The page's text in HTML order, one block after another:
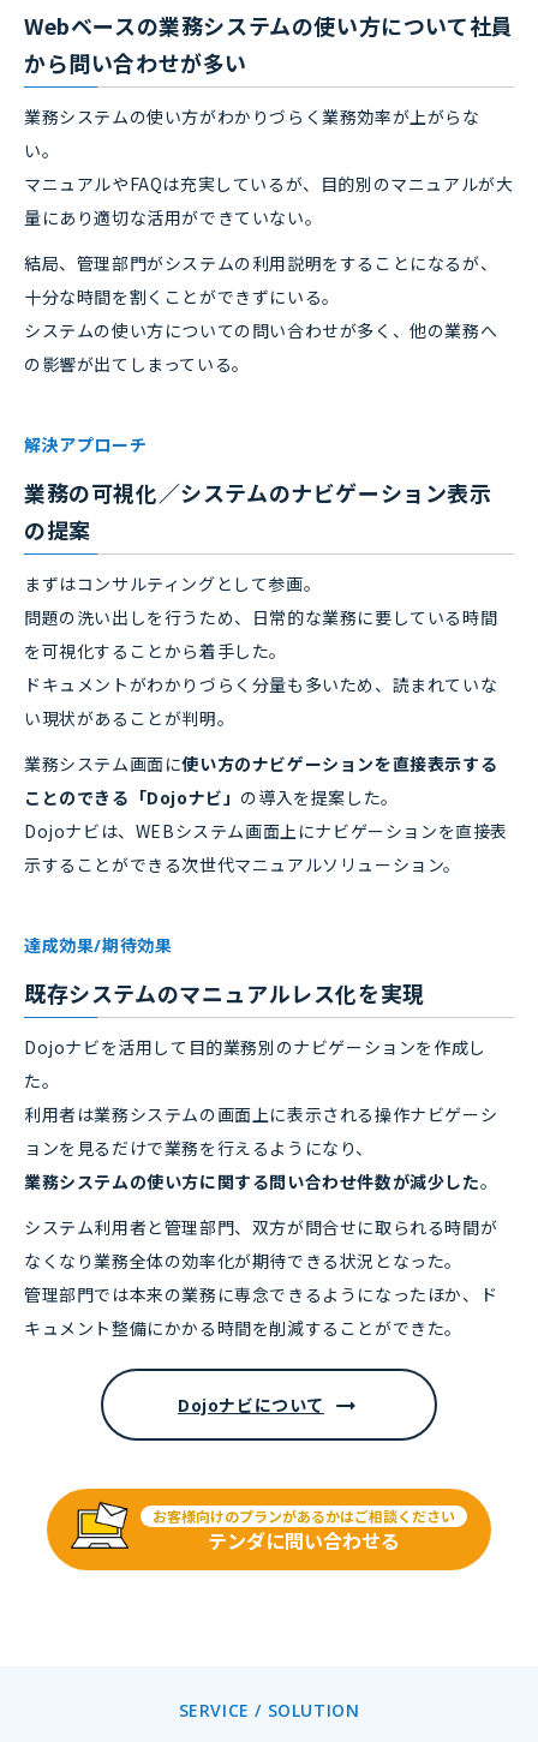
Webベースの業務システムの使い方について社員
から問い合わせが多い
業務システムの使い方がわかりづらく業務効率が上がらな
い。
マニュアルやFAQは充実しているが、目的別のマニュアルが大
量にあり適切な活用ができていない。
結局、管理部門がシステムの利用説明をすることになるが、
十分な時間を割くことができずにいる。
システムの使い方についての問い合わせが多く、他の業務へ
の影響が出てしまっている。
解決アプローチ
業務の可視化／システムのナビゲーション表示
の提案
まずはコンサルティングとして参画。
問題の洗い出しを行うため、日常的な業務に要している時間
を可視化することから着手した。
ドキュメントがわかりづらく分量も多いため、読まれていな
い現状があることが判明。
業務システム画面に使い方のナビゲーションを直接表示する
ことのできる「Dojoナビ」 の導入を提案した。
Dojoナビは、WEBシステム画面上にナビゲーションを直接表
示することができる次世代マニュアルソリューション。
達成効果/期待効果
既存システムのマニュアルレス化を実現
Dojoナビを活用して目的業務別のナビゲーションを作成し
た。
利用者は業務システムの画面上に表示される操作ナビゲーシ
ョンを見るだけで業務を行えるようになり、
業務システムの使い方に関する問い合わせ件数が減少した。
システム利用者と管理部門、双方が問合せに取られる時間が
なくなり業務全体の効率化が期待できる状況となった。
管理部門では本来の業務に専念できるようになったほか、ド
キュメント整備にかかる時間を削減することができた。
Dojoナビについて
お客様向けのプランがあるかはご相談ください
テンダに問い合わせる
SERVICE / SOLUTION